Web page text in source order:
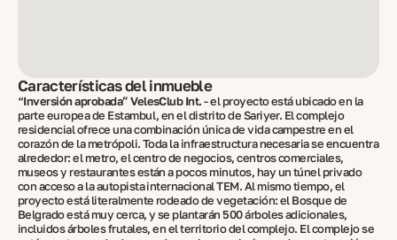
Características del inmueble
“Inversión aprobada” VelesClub Int.- el proyecto está ubicado en la
parte europea de Estambul, en el distrito de Sariyer. El complejo
residencial ofrece una combinación única de vida campestre en el
corazón de la metrópoli. Toda la infraestructura necesaria se encuentra
alrededor: el metro, el centro de negocios, centros comerciales,
museos y restaurantes están a pocos minutos, hay un túnel privado
con acceso a la autopista internacional TEM. Al mismo tiempo, el
proyecto está literalmente rodeado de vegetación: el Bosque de
Belgrado está muy cerca, y se plantarán 500 árboles adicionales,
incluidos árboles frutales, en el territorio del complejo. El complejo se